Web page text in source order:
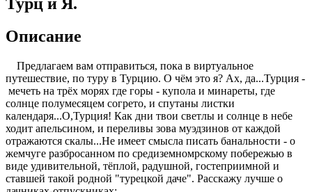
Описание
Предлагаем вам отправиться, пока в виртуальное
путешествие, по туру в Турцию. О чём это я? Ах, да...Турция -
мечеть на трёх морях где горы - купола и минареты, где
солнце полумесяцем согрето, и спутаны листки
календаря...О,Турция! Как дни твои светлы и солнце в небе
ходит апельсином, и переливы зова муэдзинов от каждой
отражаются скалы...Не имеет смысла писать банальности - о
жемчуге разбросанном по cредиземномрскому побережью в
виде удивительной, тёплой, радушной, гостеприимной и
ставшей такой родной "турецкой даче". Расскажу лучше о